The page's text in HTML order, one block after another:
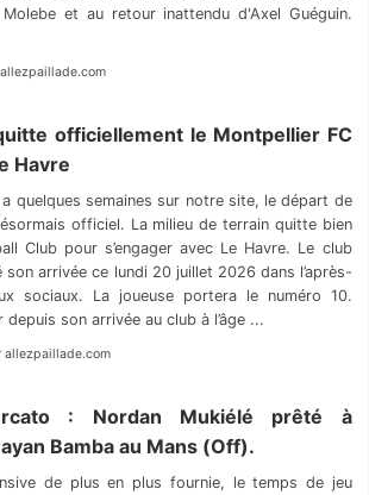
et au retour inattendu d'Axel Guéguin.
officiellement le Montpellier FC
Havre
quelques semaines sur notre site, le départ de
officiel. La milieu de terrain quitte bien
Club pour s’engager avec Le Havre. Le club
arrivée ce lundi 20 juillet 2026 dans l’après-
sociaux. La joueuse portera le numéro 10.
depuis son arrivée au club à l’âge ...
: Nordan Mukiélé prêté à
Bamba au Mans (Off).
de plus en plus fournie, le temps de jeu